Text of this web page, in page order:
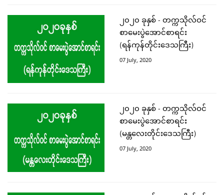
၂၀၂၀ ခုနှစ် - တက္ကသိုလ်ဝင်
စာမေးပွဲအောင်စာရင်း
(ရန်ကုန်တိုင်းဒေသကြီး)
07 July, 2020
၂၀၂၀ ခုနှစ် - တက္ကသိုလ်ဝင်
စာမေးပွဲအောင်စာရင်း
(မန္တလေးတိုင်းဒေသကြီး)
07 July, 2020